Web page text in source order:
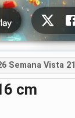
Redes
Semana Vista
cm